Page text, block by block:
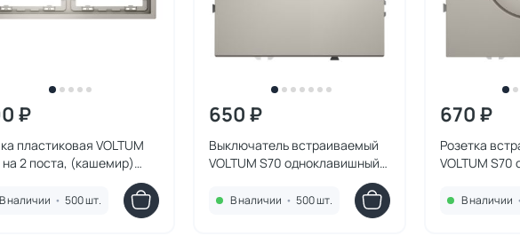
₽
пластиковая VOLTUM
на 2 поста, (кашемир)
В наличии • 500 шт.
650 ₽
Выключатель встраиваемый
VOLTUM S70 одноклавишный
В наличии • 500 шт.
670 ₽
Розетка
VOLTUM
16А,
В наличии •